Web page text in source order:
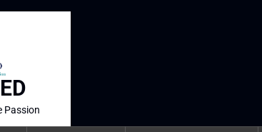
Passion